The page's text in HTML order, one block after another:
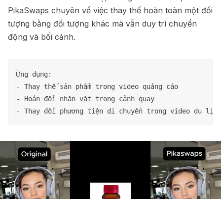
PikaSwaps chuyên về việc thay thế hoàn toàn một đối
tượng bằng đối tượng khác mà vẫn duy trì chuyển
động và bối cảnh.
Ứng dụng:
- Thay thế sản phẩm trong video quảng cáo
- Hoán đổi nhân vật trong cảnh quay